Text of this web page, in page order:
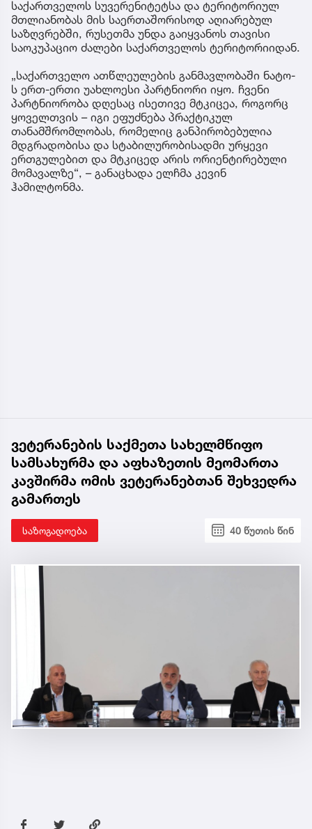
საქართველოს სუვერენიტეტსა და ტერიტორიულ
მთლიანობას მის საერთაშორისოდ აღიარებულ
საზღვრებში, რუსეთმა უნდა გაიყვანოს თავისი
საოკუპაციო ძალები საქართველოს ტერიტორიიდან.
„საქართველო ათწლეულების განმავლობაში ნატო-
ს ერთ-ერთი უახლოესი პარტნიორი იყო. ჩვენი
პარტნიორობა დღესაც ისეთივე მტკიცეა, როგორც
ყოველთვის – იგი ეფუძნება პრაქტიკულ
თანამშრომლობას, რომელიც განპირობებულია
მდგრადობისა და სტაბილურობისადმი ურყევი
ერთგულებით და მტკიცედ არის ორიენტირებული
მომავალზე“, – განაცხადა ელჩმა კევინ
ჰამილტონმა.
ვეტერანების საქმეთა სახელმწიფო
სამსახურმა და აფხაზეთის მეომართა
კავშირმა ომის ვეტერანებთან შეხვედრა
გამართეს
საზოგადოება 40 წუთის წინ